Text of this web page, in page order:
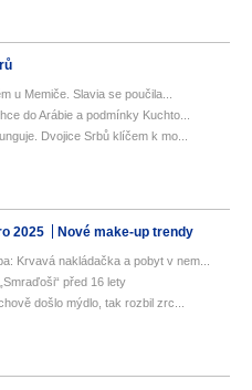
u Memiče. Slavia se poučila...
do Arábie a podmínky Kuchto...
Dvojice Srbů klíčem k mo...
2025 Nové make-up trendy
Krvavá nakládačka a pobyt v nem...
před 16 lety
došlo mýdlo, tak rozbil zrc...